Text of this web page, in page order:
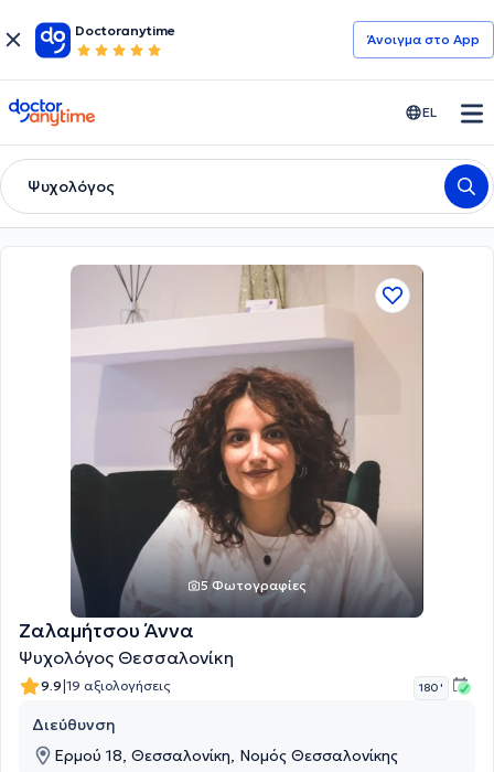
Doctoranytime
Άνοιγμα στο App
doctoranytime EL
Ψυχολόγος
5 Φωτογραφίες
Ζαλαμήτσου Άννα
Ψυχολόγος Θεσσαλονίκη
9.9|19 αξιολογήσεις 180 '
Διεύθυνση
Ερμού 18, Θεσσαλονίκη, Νομός Θεσσαλονίκης